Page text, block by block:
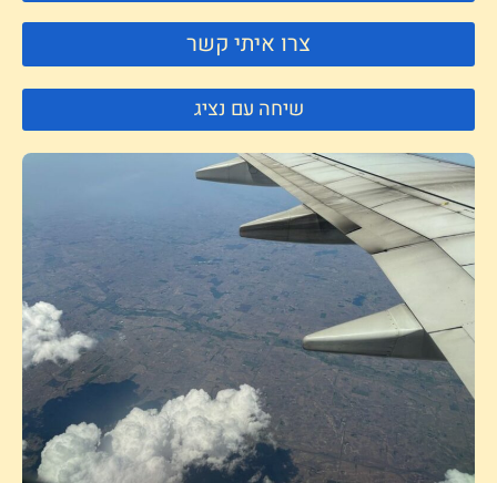
צרו איתי קשר
שיחה עם נציג